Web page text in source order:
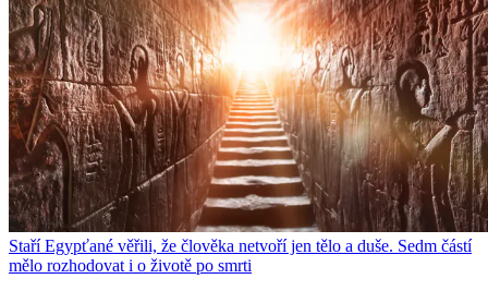
Staří Egypťané věřili, že člověka netvoří jen tělo a duše. Sedm částí
mělo rozhodovat i o životě po smrti